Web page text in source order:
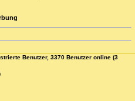
Benutzer, 3370 Benutzer online (3